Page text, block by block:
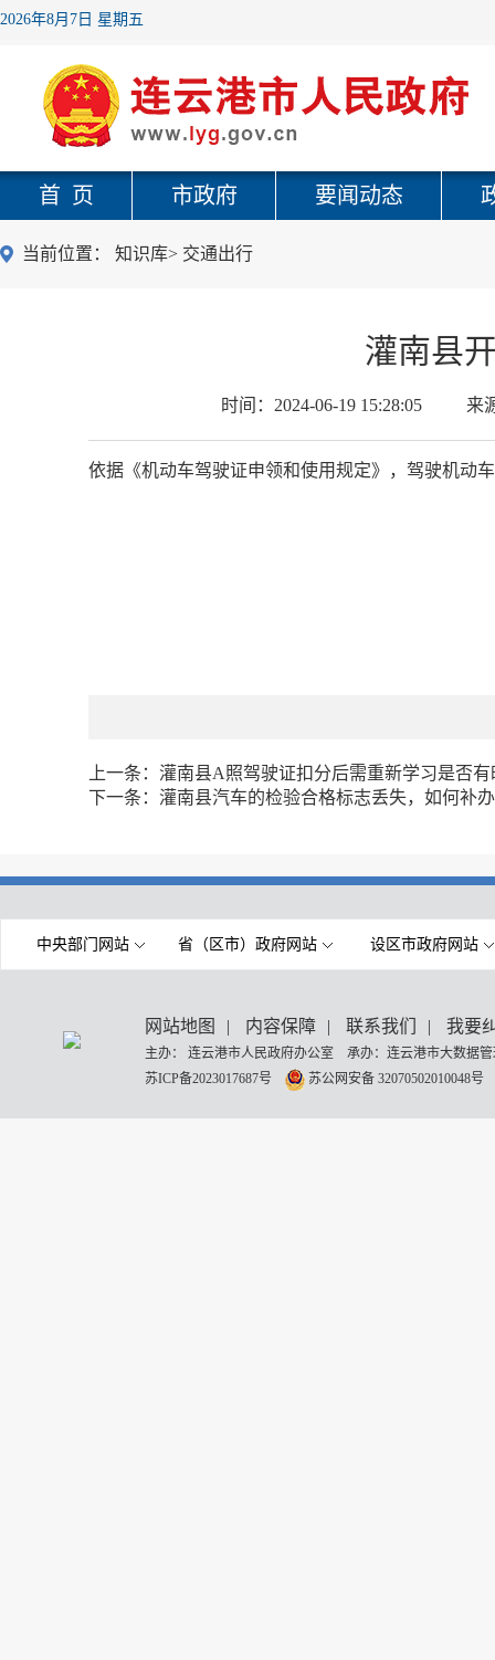
2026年8月7日 星期五
首 页 市政府 要闻动态
当前位置： 知识库> 交通出行
灌南县
时间： 2024-06-19 15:28:05 来
依据《机动车驾驶证申领和使用规定》，驾驶机动
上一条： 灌南县A照驾驶证扣分后需重新学习是否
下一条： 灌南县汽车的检验合格标志丢失，如何补
中央部门网站 省（区市）政府网站 设区市政府网站
网站地图 | 内容保障 | 联系我们 | 我要
主办： 连云港市人民政府办公室 承办：连云港市大数据
苏ICP备2023017687号
苏公网安备 32070502010048号